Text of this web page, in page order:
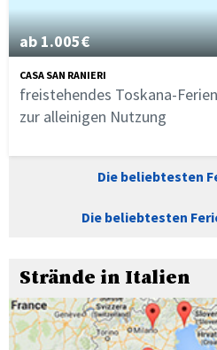
ab 1.005€
CASA SAN RANIERI
freistehendes Toskana-
zur alleinigen Nutzung
Die beliebtesten
Die beliebtesten
Strände in Italien